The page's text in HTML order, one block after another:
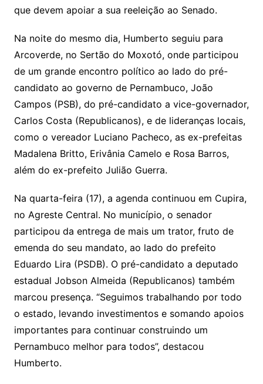
que devem apoiar a sua reeleição ao Senado.
Na noite do mesmo dia, Humberto seguiu para
Arcoverde, no Sertão do Moxotó, onde participou
de um grande encontro político ao lado do pré-
candidato ao governo de Pernambuco, João
Campos (PSB), do pré-candidato a vice-governador,
Carlos Costa (Republicanos), e de lideranças locais,
como o vereador Luciano Pacheco, as ex-prefeitas
Madalena Britto, Erivânia Camelo e Rosa Barros,
além do ex-prefeito Julião Guerra.
Na quarta-feira (17), a agenda continuou em Cupira,
no Agreste Central. No município, o senador
participou da entrega de mais um trator, fruto de
emenda do seu mandato, ao lado do prefeito
Eduardo Lira (PSDB). O pré-candidato a deputado
estadual Jobson Almeida (Republicanos) também
marcou presença. “Seguimos trabalhando por todo
o estado, levando investimentos e somando apoios
importantes para continuar construindo um
Pernambuco melhor para todos”, destacou
Humberto.